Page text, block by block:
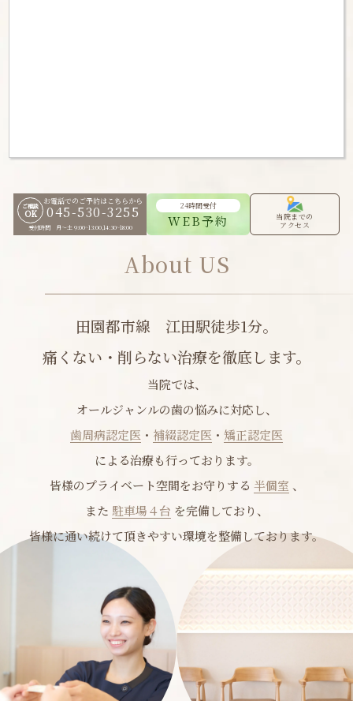
OK 045-530-3255 WEB予約
当院までの
About US
田園都市線 江田駅徒歩1分。
痛くない・削らない治療を徹底します。
当院では、
オールジャンルの歯の悩みに対応し、
・補綴認定医
による治療も行っております。
皆様のプライベート空間をお守りする半個室
また駐車場４台を完備しており、
皆様に通い続けて頂きやすい環境を整備しております。